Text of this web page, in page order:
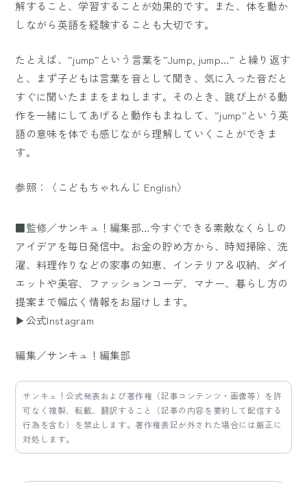
解すること、学習することが効果的です。また、体を動か
しながら英語を経験することも大切です。
たとえば、”jump”という言葉を”Jump, jump…” と繰り返す
と、まず子どもは言葉を音として聞き、気に入った音だと
すぐに聞いたままをまねします。そのとき、跳び上がる動
作を一緒にしてあげると動作もまねして、”jump”という英
語の意味を体でも感じながら理解していくことができま
す。
参照：〈こどもちゃれんじ English〉
■監修／サンキュ！編集部…今すぐできる素敵なくらしの
アイデアを毎日発信中。お金の貯め方から、時短掃除、洗
濯、料理作りなどの家事の知恵、インテリア＆収納、ダイ
エットや美容、ファッションコーデ、マナー、暮らし方の
提案まで幅広く情報をお届けします。
▶公式Instagram
編集／サンキュ！編集部
サンキュ！公式発表および著作権（記事コンテンツ・画像等）を許
可なく複製、転載、翻訳すること（記事の内容を要約して配信する
行為を含む）を禁止します。著作権表記が外された場合には厳正に
対処します。